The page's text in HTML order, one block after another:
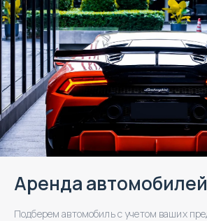
Аренда автомобилей
Подберем автомобиль с учетом ваших